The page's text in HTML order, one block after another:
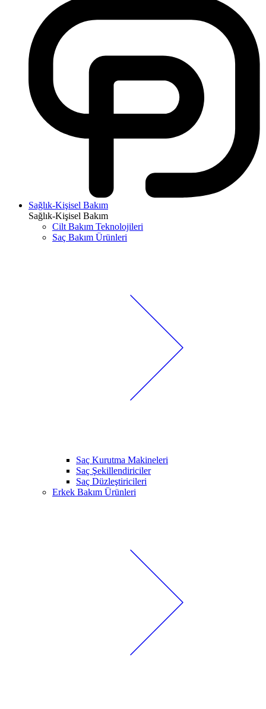
Sağlık-Kişisel Bakım
Sağlık-Kişisel Bakım
Cilt Bakım Teknolojileri
Saç Bakım Ürünleri
Saç Kurutma Makineleri
Saç Şekillendiriciler
Saç Düzleştiricileri
Erkek Bakım Ürünleri